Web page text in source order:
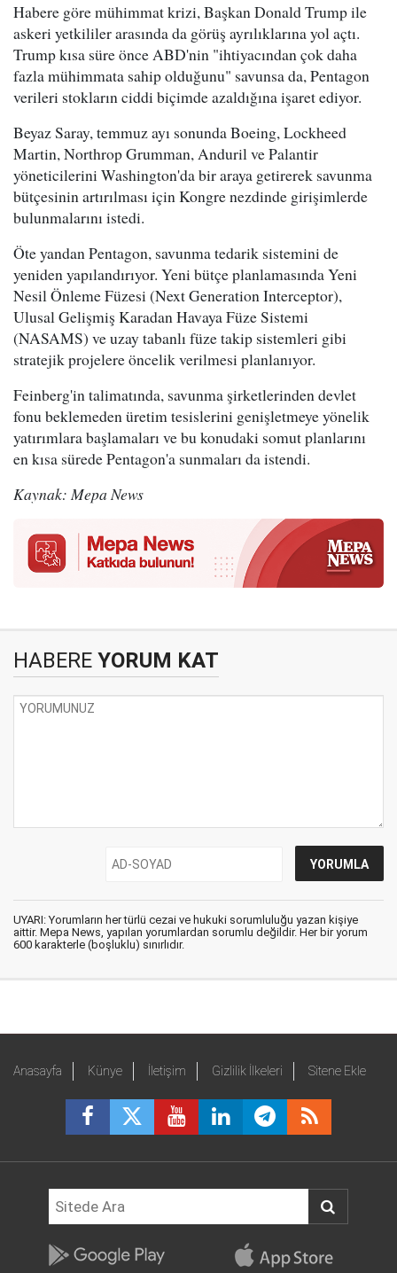
Habere göre mühimmat krizi, Başkan Donald Trump ile
askeri yetkililer arasında da görüş ayrılıklarına yol açtı.
Trump kısa süre önce ABD'nin "ihtiyacından çok daha
fazla mühimmata sahip olduğunu" savunsa da, Pentagon
verileri stokların ciddi biçimde azaldığına işaret ediyor.
Beyaz Saray, temmuz ayı sonunda Boeing, Lockheed
Martin, Northrop Grumman, Anduril ve Palantir
yöneticilerini Washington'da bir araya getirerek savunma
bütçesinin artırılması için Kongre nezdinde girişimlerde
bulunmalarını istedi.
Öte yandan Pentagon, savunma tedarik sistemini de
yeniden yapılandırıyor. Yeni bütçe planlamasında Yeni
Nesil Önleme Füzesi (Next Generation Interceptor),
Ulusal Gelişmiş Karadan Havaya Füze Sistemi
(NASAMS) ve uzay tabanlı füze takip sistemleri gibi
stratejik projelere öncelik verilmesi planlanıyor.
Feinberg'in talimatında, savunma şirketlerinden devlet
fonu beklemeden üretim tesislerini genişletmeye yönelik
yatırımlara başlamaları ve bu konudaki somut planlarını
en kısa sürede Pentagon'a sunmaları da istendi.
Kaynak: Mepa News
HABERE YORUM KAT
UYARI: Yorumların her türlü cezai ve hukuki sorumluluğu yazan kişiye
aittir. Mepa News, yapılan yorumlardan sorumlu değildir. Her bir yorum
600 karakterle (boşluklu) sınırlıdır.
Anasayfa Künye İletişim Gizlilik İlkeleri Sitene Ekle